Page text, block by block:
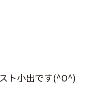
ト小出です(^O^)